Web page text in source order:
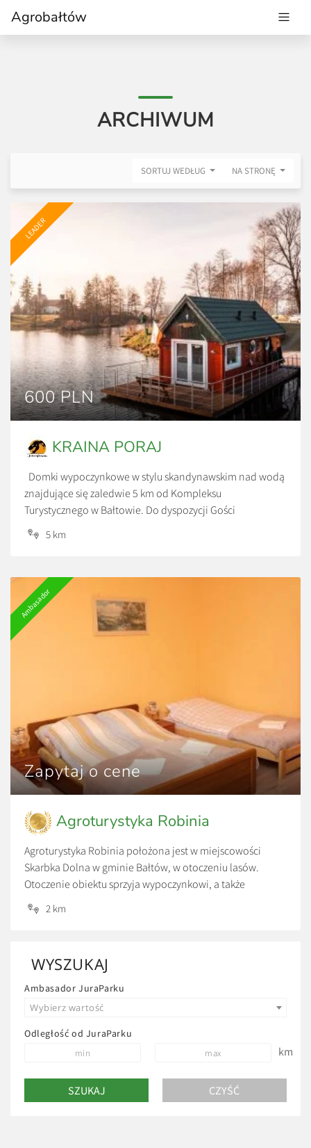
Agrobałtów
ARCHIWUM
SORTUJ WEDŁUG NA STRONĘ
LEADER
600 PLN
KRAINA PORAJ
Domki wypoczynkowe w stylu skandynawskim nad wodą
znajdujące się zaledwie 5 km od Kompleksu
Turystycznego w Bałtowie. Do dyspozycji Gości
udostępniono 3 domki czteroosobowe z pełnym
wyposażeniem RTV i AGD w zachwycającym miejscu.
własne jeziorko na wyłączność. Ceny: *600 zł/doba *Cena
za wynajem całego domku, przy […]
5 km
Ambasador
Zapytaj o cene
Agroturystyka Robinia
Agroturystyka Robinia położona jest w miejscowości
Skarbka Dolna w gminie Bałtów, w otoczeniu lasów.
Otoczenie obiektu sprzyja wypoczynkowi, a także
aktywności fizycznej. W bezpośrednim sąsiedztwie
znajduje się Park Linowy Skarbka oraz Bałtowski Kompleks
2 km
WYSZUKAJ
Ambasador JuraParku
Wybierz wartość
Odległość od JuraParku
km